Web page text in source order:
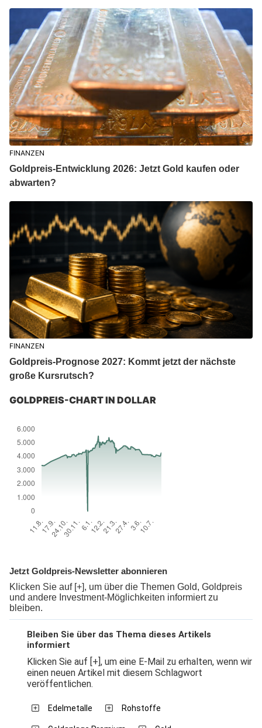
FINANZEN
Goldpreis-Entwicklung 2026: Jetzt Gold kaufen oder
abwarten?
FINANZEN
Goldpreis-Prognose 2027: Kommt jetzt der nächste
große Kursrutsch?
GOLDPREIS-CHART IN DOLLAR
Jetzt Goldpreis-Newsletter abonnieren
Klicken Sie auf [+], um über die Themen Gold, Goldpreis
und andere Investment-Möglichkeiten informiert zu
bleiben.
Bleiben Sie über das Thema dieses Artikels
informiert
Klicken Sie auf [+], um eine E-Mail zu erhalten, wenn wir
einen neuen Artikel mit diesem Schlagwort
veröffentlichen.
Edelmetalle Rohstoffe